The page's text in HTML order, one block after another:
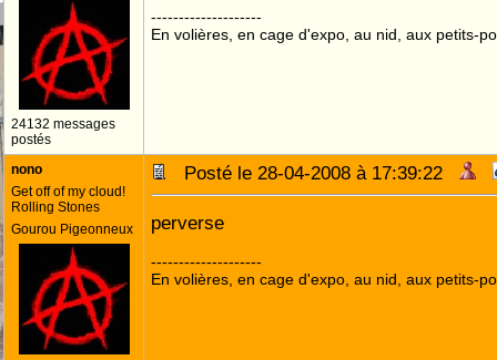
24132 messages
postés
--------------------
En volières, en cage d'expo, au nid, aux petits-
nono
Get off of my cloud!
Rolling Stones
Gourou Pigeonneux
Posté le 28-04-2008 à 17:39:22
perverse
--------------------
En volières, en cage d'expo, au nid, aux petits-